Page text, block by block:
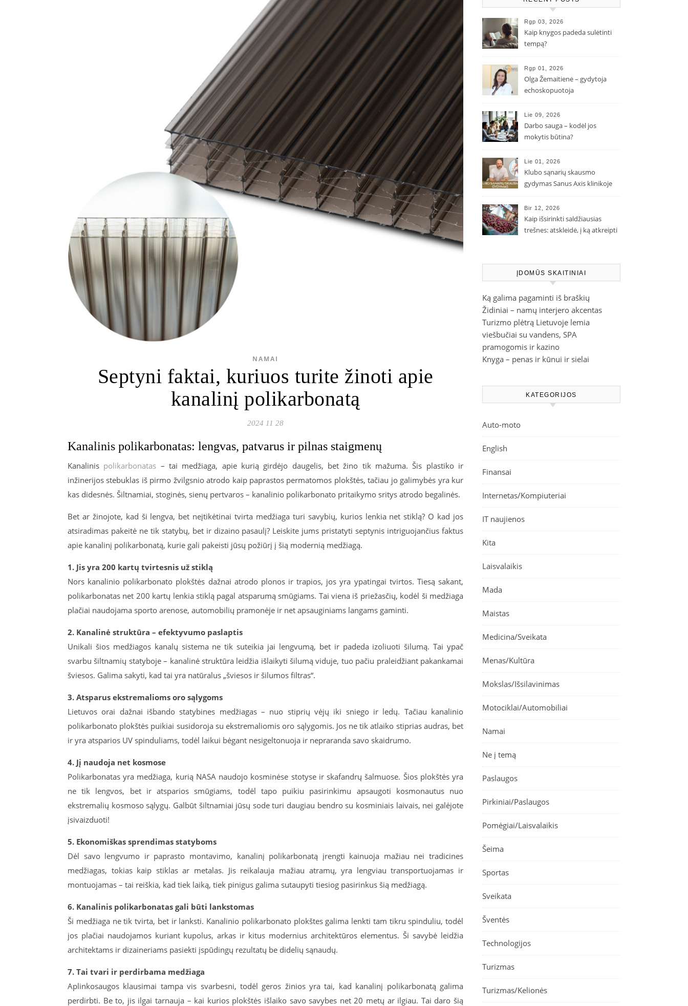
NAMAI
Septyni faktai, kuriuos turite žinoti apie
kanalinį polikarbonatą
2024 11 28
Kanalinis polikarbonatas: lengvas, patvarus ir pilnas staigmenų
Kanalinis polikarbonatas – tai medžiaga, apie kurią girdėjo daugelis, bet žino tik mažuma. Šis plastiko ir
inžinerijos stebuklas iš pirmo žvilgsnio atrodo kaip paprastos permatomos plokštės, tačiau jo galimybės yra kur
kas didesnės. Šiltnamiai, stoginės, sienų pertvaros – kanalinio polikarbonato pritaikymo sritys atrodo begalinės.
Bet ar žinojote, kad ši lengva, bet neįtikėtinai tvirta medžiaga turi savybių, kurios lenkia net stiklą? O kad jos
atsiradimas pakeitė ne tik statybų, bet ir dizaino pasaulį? Leiskite jums pristatyti septynis intriguojančius faktus
apie kanalinį polikarbonatą, kurie gali pakeisti jūsų požiūrį į šią modernią medžiagą.
1. Jis yra 200 kartų tvirtesnis už stiklą
Nors kanalinio polikarbonato plokštės dažnai atrodo plonos ir trapios, jos yra ypatingai tvirtos. Tiesą sakant,
polikarbonatas net 200 kartų lenkia stiklą pagal atsparumą smūgiams. Tai viena iš priežasčių, kodėl ši medžiaga
plačiai naudojama sporto arenose, automobilių pramonėje ir net apsauginiams langams gaminti.
2. Kanalinė struktūra – efektyvumo paslaptis
Unikali šios medžiagos kanalų sistema ne tik suteikia jai lengvumą, bet ir padeda izoliuoti šilumą. Tai ypač
svarbu šiltnamių statyboje – kanalinė struktūra leidžia išlaikyti šilumą viduje, tuo pačiu praleidžiant pakankamai
šviesos. Galima sakyti, kad tai yra natūralus „šviesos ir šilumos filtras“.
3. Atsparus ekstremalioms oro sąlygoms
Lietuvos orai dažnai išbando statybines medžiagas – nuo stiprių vėjų iki sniego ir ledų. Tačiau kanalinio
polikarbonato plokštės puikiai susidoroja su ekstremaliomis oro sąlygomis. Jos ne tik atlaiko stiprias audras, bet
ir yra atsparios UV spinduliams, todėl laikui bėgant nesigeltonuoja ir nepraranda savo skaidrumo.
4. Jį naudoja net kosmose
Polikarbonatas yra medžiaga, kurią NASA naudojo kosminėse stotyse ir skafandrų šalmuose. Šios plokštės yra
ne tik lengvos, bet ir atsparios smūgiams, todėl tapo puikiu pasirinkimu apsaugoti kosmonautus nuo
ekstremalių kosmoso sąlygų. Galbūt šiltnamiai jūsų sode turi daugiau bendro su kosminiais laivais, nei galėjote
įsivaizduoti!
5. Ekonomiškas sprendimas statyboms
Dėl savo lengvumo ir paprasto montavimo, kanalinį polikarbonatą įrengti kainuoja mažiau nei tradicines
medžiagas, tokias kaip stiklas ar metalas. Jis reikalauja mažiau atramų, yra lengviau transportuojamas ir
montuojamas – tai reiškia, kad tiek laiką, tiek pinigus galima sutaupyti tiesiog pasirinkus šią medžiagą.
6. Kanalinis polikarbonatas gali būti lankstomas
Ši medžiaga ne tik tvirta, bet ir lanksti. Kanalinio polikarbonato plokštes galima lenkti tam tikru spinduliu, todėl
jos plačiai naudojamos kuriant kupolus, arkas ir kitus modernius architektūros elementus. Ši savybė leidžia
architektams ir dizaineriams pasiekti įspūdingų rezultatų be didelių sąnaudų.
7. Tai tvari ir perdirbama medžiaga
Aplinkosaugos klausimai tampa vis svarbesni, todėl geros žinios yra tai, kad kanalinį polikarbonatą galima
perdirbti. Be to, jis ilgai tarnauja – kai kurios plokštės išlaiko savo savybes net 20 metų ar ilgiau. Tai daro šią
Rgp 03, 2026
Kaip knygos padeda sulėtinti
tempą?
Rgp 01, 2026
Olga Žemaitienė – gydytoja
echoskopuotoja
Lie 09, 2026
Darbo sauga – kodėl jos
mokytis būtina?
Lie 01, 2026
Klubo sąnarių skausmo
gydymas Sanus Axis klinikoje
Bir 12, 2026
Kaip išsirinkti saldžiausias
trešnes: atskleidė, į ką atkreipti
ĮDOMŪS SKAITINIAI
Ką galima pagaminti iš braškių
Židiniai – namų interjero akcentas
Turizmo plėtrą Lietuvoje lemia
viešbučiai su vandens, SPA
pramogomis ir kazino
Knyga – penas ir kūnui ir sielai
KATEGORIJOS
Auto-moto
English
Finansai
Internetas/Kompiuteriai
IT naujienos
Kita
Laisvalaikis
Mada
Maistas
Medicina/Sveikata
Menas/Kultūra
Mokslas/Išsilavinimas
Motociklai/Automobiliai
Namai
Ne į temą
Paslaugos
Pirkiniai/Paslaugos
Pomėgiai/Laisvalaikis
Šeima
Sportas
Sveikata
Šventės
Technologijos
Turizmas
Turizmas/Kelionės